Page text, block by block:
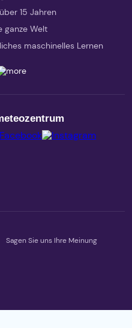
15 Jahren
ganze Welt
maschinelles Lernen
Sagen Sie uns Ihre Meinung